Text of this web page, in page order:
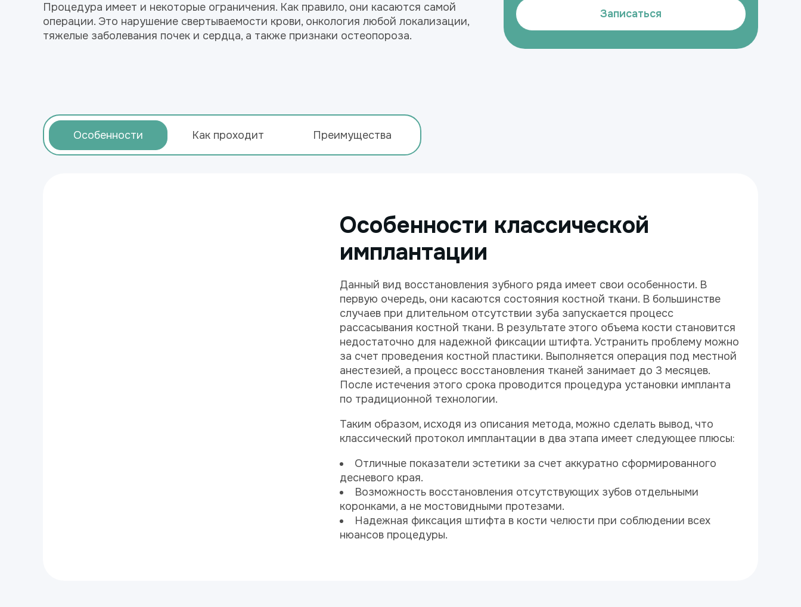
Процедура имеет и некоторые ограничения. Как правило, они касаются самой
операции. Это нарушение свертываемости крови, онкология любой локализации,
тяжелые заболевания почек и сердца, а также признаки остеопороза.
Записаться
Особенности Как проходит Преимущества
Особенности классической
имплантации
Данный вид восстановления зубного ряда имеет свои особенности. В
первую очередь, они касаются состояния костной ткани. В большинстве
случаев при длительном отсутствии зуба запускается процесс
рассасывания костной ткани. В результате этого объема кости становится
недостаточно для надежной фиксации штифта. Устранить проблему можно
за счет проведения костной пластики. Выполняется операция под местной
анестезией, а процесс восстановления тканей занимает до 3 месяцев.
После истечения этого срока проводится процедура установки импланта
по традиционной технологии.
Таким образом, исходя из описания метода, можно сделать вывод, что
классический протокол имплантации в два этапа имеет следующее плюсы:
Отличные показатели эстетики за счет аккуратно сформированного
десневого края.
Возможность восстановления отсутствующих зубов отдельными
коронками, а не мостовидными протезами.
Надежная фиксация штифта в кости челюсти при соблюдении всех
нюансов процедуры.